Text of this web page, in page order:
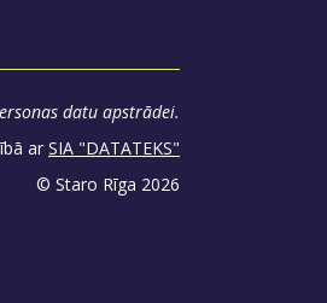
datu apstrādei.
ar SIA "DATATEKS"
© Staro Rīga 2026